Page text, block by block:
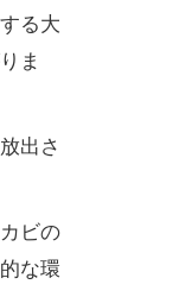
る大
ま
出さ
ビの
な環